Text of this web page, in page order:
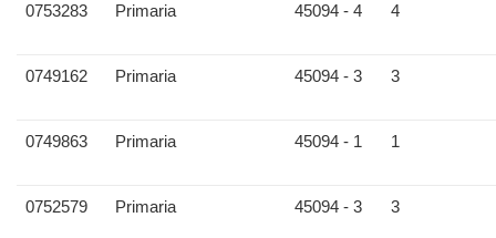
0753283 Primaria 45094 - 4 4
0749162 Primaria 45094 - 3 3
0749863 Primaria 45094 - 1 1
0752579 Primaria 45094 - 3 3